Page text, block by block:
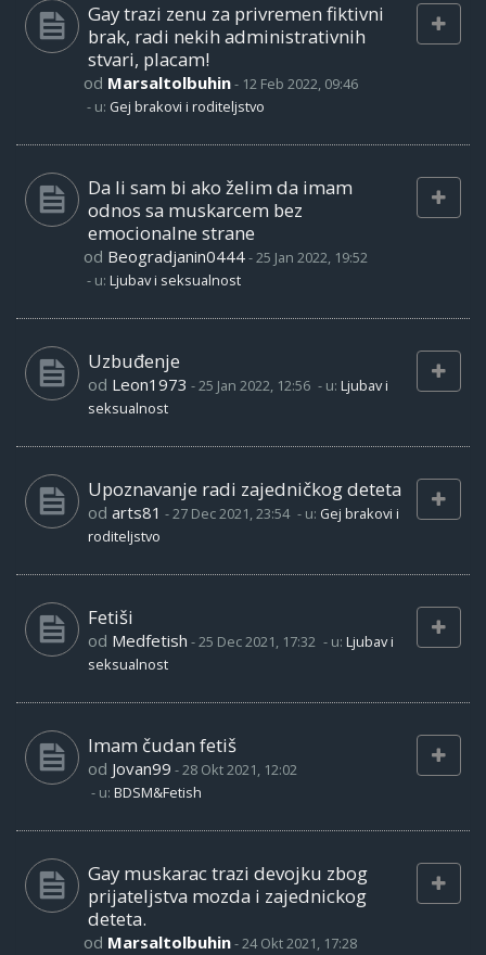
Gay trazi zenu za privremen fiktivni
brak, radi nekih administrativnih
stvari, placam!
od Marsaltolbuhin- 12 Feb 2022, 09:46
- u: Gej brakovi i roditeljstvo
Da li sam bi ako želim da imam
odnos sa muskarcem bez
emocionalne strane
od Beogradjanin0444-25 Jan 2022, 19:52
- u: Ljubav i seksualnost
Uzbuđenje
od Leon1973 -25 Jan 2022, 12:56 - u: Ljubav i
seksualnost
Upoznavanje radi zajedničkog deteta
od arts81 -27 Dec 2021, 23:54 - u: Gej brakovi i
roditeljstvo
Fetiši
od Medfetish -25 Dec 2021, 17:32 - u: Ljubav i
seksualnost
Imam čudan fetiš
od Jovan99 -28 Okt 2021, 12:02
- u: BDSM&Fetish
Gay muskarac trazi devojku zbog
prijateljstva mozda i zajednickog
deteta.
od Marsaltolbuhin-24 Okt 2021, 17:28